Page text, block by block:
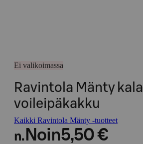
Ei valikoimassa
Ravintola Mänty kala
voileipäkakku
Kaikki Ravintola Mänty -tuotteet
n. Noin5,50 €